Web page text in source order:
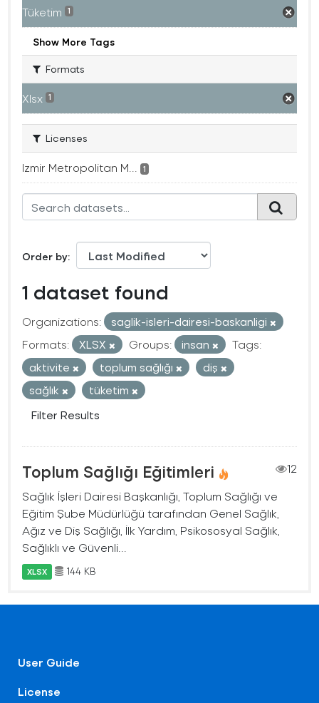
Tüketim 1
Show More Tags
Formats
Xlsx 1
Licenses
Izmir Metropolitan M... 1
Order by
1 dataset found
Organizations:
saglik-isleri-dairesi-baskanligi
Formats:
XLSX Groups: insan
Tags:
aktivite
toplum sağlığı
diş
sağlık
tüketim
Filter Results
Toplum Sağlığı Eğitimleri
12
Sağlık İşleri Dairesi Başkanlığı, Toplum Sağlığı ve
Eğitim Şube Müdürlüğü tarafından Genel Sağlık,
Ağız ve Diş Sağlığı, İlk Yardım, Psikososyal Sağlık,
Sağlıklı ve Güvenli...
XLSX 144 KB
User Guide
License